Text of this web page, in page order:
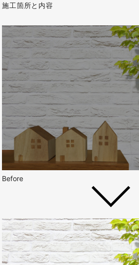
施工箇所と内容
Before